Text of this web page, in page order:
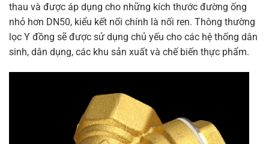
thau và được áp dụng cho những kích thước đường ống
nhỏ hơn DN50, kiểu kết nối chính là nối ren. Thông thường
lọc Y đồng sẽ được sử dụng chủ yếu cho các hệ thống dân
sinh, dân dụng, các khu sản xuất và chế biến thực phẩm.